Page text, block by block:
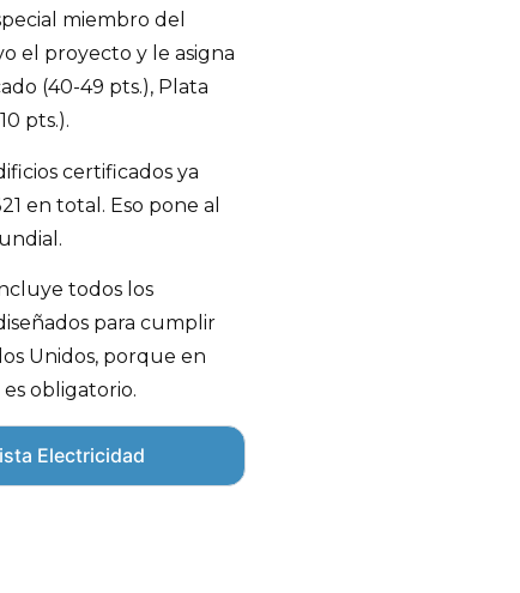
miembro del
el proyecto y le asigna
(40-49 pts.), Plata
pts.).
certificados ya
en total. Eso pone al
todos los
para cumplir
Unidos, porque en
obligatorio.
Electricidad